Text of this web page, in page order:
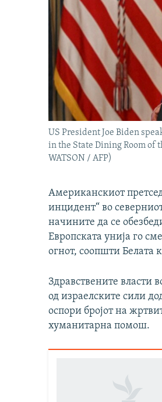
US President Joe Biden
in the State Dining Room of
WATSON / AFP)
Американскиот
инцидент“ во
начините да се
Европската унија го
огнот, соопшти Белата
Здравствените власти
од израелските сили
оспори бројот на
хуманитарна помош.